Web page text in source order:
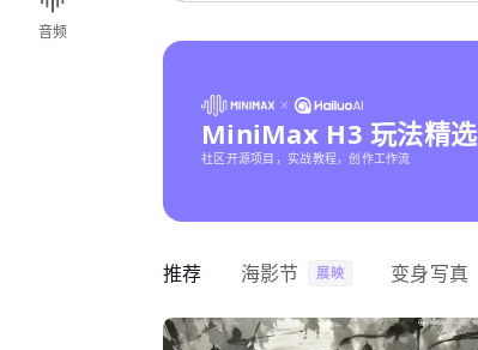
音频
MiniMax H3 玩法精选
社区开源项目，实战教程，创作工作流
推荐 海影节 展映 变身写真